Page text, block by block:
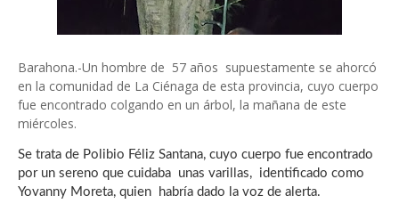
Barahona.-Un hombre de 57 años supuestamente se ahorcó
en la comunidad de La Ciénaga de esta provincia, cuyo cuerpo
fue encontrado colgando en un árbol, la mañana de este
miércoles.
Se trata de Polibio Féliz Santana, cuyo cuerpo fue encontrado
por un sereno que cuidaba unas varillas, identificado como
Yovanny Moreta, quien habría dado la voz de alerta.